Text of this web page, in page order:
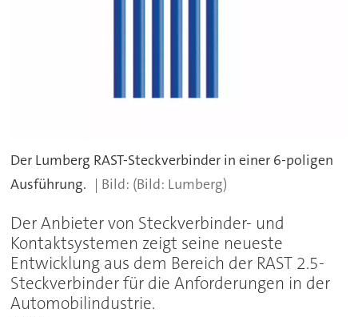
Der Lumberg RAST-Steckverbinder in einer 6-poligen
Ausführung.
(Bild: Lumberg)
Der Anbieter von Steckverbinder- und
Kontaktsystemen zeigt seine neueste
Entwicklung aus dem Bereich der RAST 2.5-
Steckverbinder für die Anforderungen in der
Automobilindustrie.